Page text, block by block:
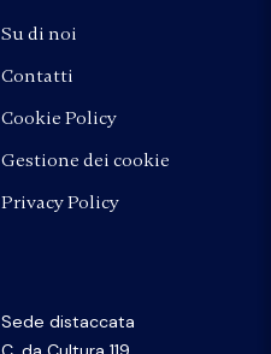
Sede distaccata
Su di noi
Contatti
Cookie Policy
Gestione dei cookie
Privacy Policy